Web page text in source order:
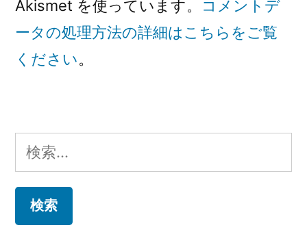
Akismet を使っています。
コメントデ
ータの処理方法の詳細はこちらをご覧
ください。
検
索: